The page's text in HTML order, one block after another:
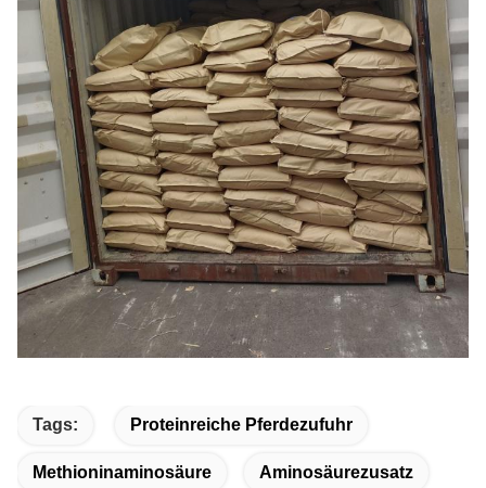
Tags: Proteinreiche Pferdezufuhr
Methioninaminosäure Aminosäurezusatz